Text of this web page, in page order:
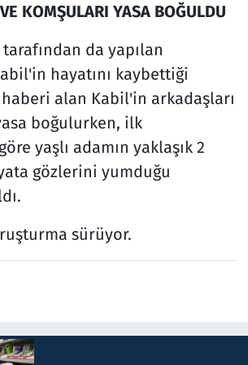
KOMŞULARI YASA BOĞULDU
da yapılan
hayatını kaybettiği
alan Kabil'in arkadaşları
boğulurken, ilk
yaşlı adamın yaklaşık 2
gözlerini yumduğu
sürüyor.